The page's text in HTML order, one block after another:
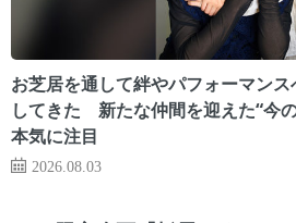
お芝居を通して絆やパフォーマン
してきた 新たな仲間を迎えた“今
本気に注目
2026.08.03